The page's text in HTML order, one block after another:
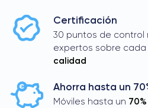
Certificación
30 puntos de control
expertos sobre
calidad
Ahorra hasta un
Móviles hasta un